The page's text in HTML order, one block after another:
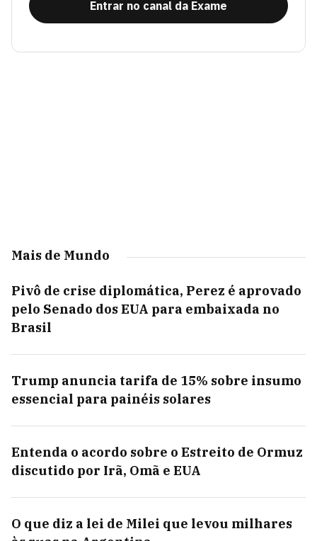
Entrar no canal da Exame
Mais de Mundo
Pivô de crise diplomática, Perez é aprovado
pelo Senado dos EUA para embaixada no
Brasil
Trump anuncia tarifa de 15% sobre insumo
essencial para painéis solares
Entenda o acordo sobre o Estreito de Ormuz
discutido por Irã, Omã e EUA
O que diz a lei de Milei que levou milhares